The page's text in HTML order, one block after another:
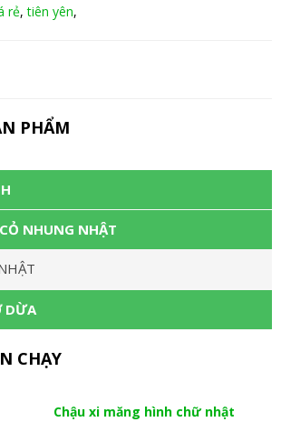
rẻ, tiên yên,
PHẨM
NHUNG NHẬT
DỪA
CHẠY
Chậu xi măng hình chữ nhật